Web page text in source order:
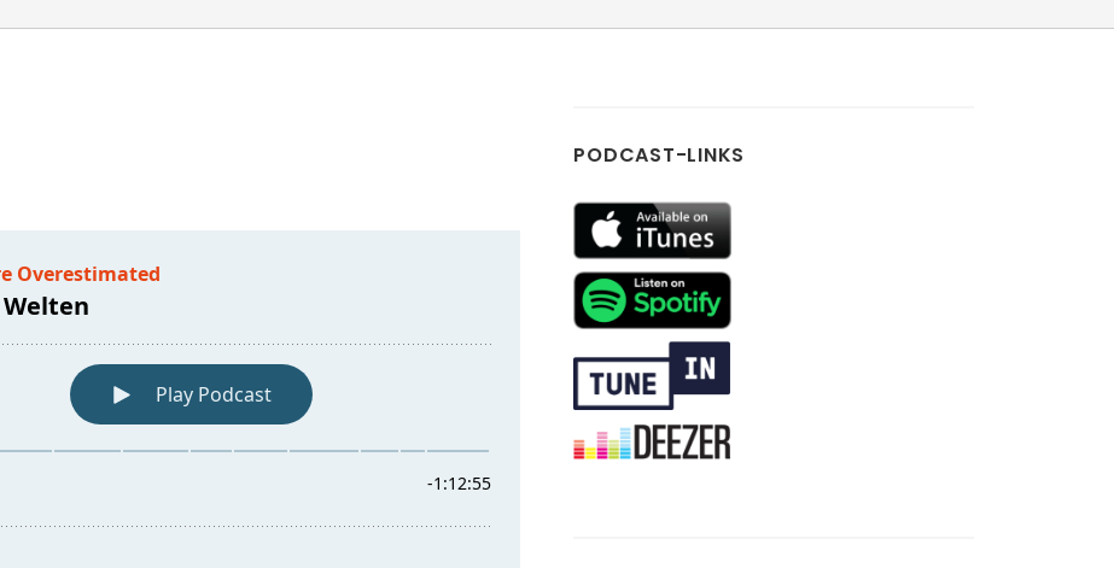
PODCAST-LINKS